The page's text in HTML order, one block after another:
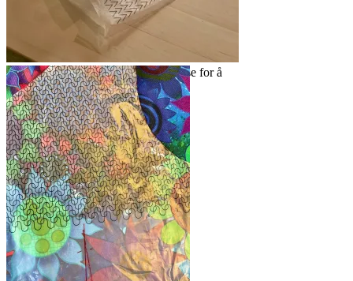
Det er viktig å se hvilket mønster som
ligger skjult på den andre siden
Jeg brukte en gjennomsiktlig stor pose for å
tegne av forstykket
Husk å tegne inn innsnitt